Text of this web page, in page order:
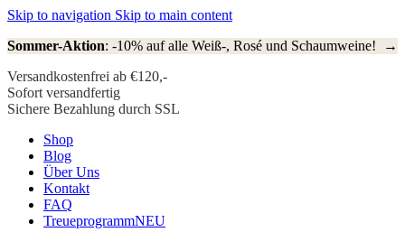
Skip to navigation Skip to main content
Sommer-Aktion: -10% auf alle Weiß-, Rosé und Schaumweine! →
Versandkostenfrei ab €120,-
Sofort versandfertig
Sichere Bezahlung durch SSL
Shop
Blog
Über Uns
Kontakt
FAQ
TreueprogrammNEU